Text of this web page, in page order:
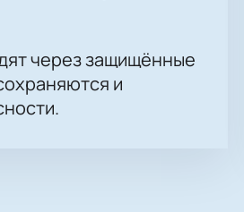
через защищённые
и